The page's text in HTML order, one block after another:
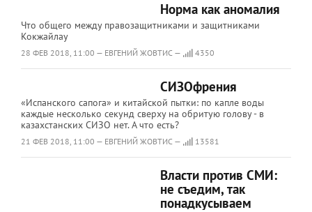
Норма как аномалия
Что общего между правозащитниками и защитниками
Кокжайлау
28 ФЕВ 2018, 11:00 — ЕВГЕНИЙ ЖОВТИС — 4350
СИЗОфрения
«Испанского сапога» и китайской пытки: по капле воды
каждые несколько секунд сверху на обритую голову - в
казахстанских СИЗО нет. А что есть?
21 ФЕВ 2018, 11:00 — ЕВГЕНИЙ ЖОВТИС — 13581
Власти против СМИ:
не съедим, так
понадкусываем